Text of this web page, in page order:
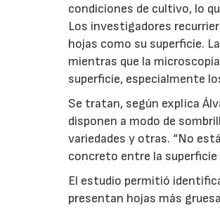
condiciones de cultivo, lo
Los investigadores
hojas como su superficie.
mientras que la
superficie, especialmente
Se tratan, según explica
disponen a modo de
variedades y otras. “No
concreto entre la superficie
El estudio permitió
presentan hojas más